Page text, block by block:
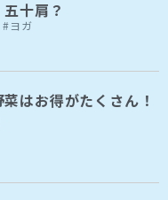
十肩？
#ヨガ
菜はお得がたくさん！